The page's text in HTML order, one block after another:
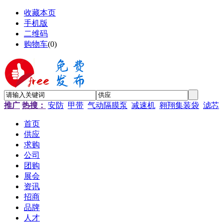
收藏本页
手机版
二维码
购物车(0)
推广 热搜： 安防 甲带 气动隔膜泵 减速机 翱翔集装袋 滤芯
首页
供应
求购
公司
团购
展会
资讯
招商
品牌
人才